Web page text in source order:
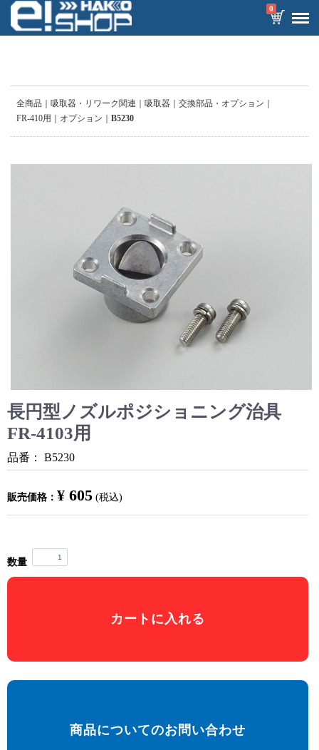
0
全商品 吸取器・リワーク関連 吸取器
交換部品・オプション
FR-410用
オプション B5230
長円型ノズルポジショニング治具
FR-4103用
品番： B5230
販売価格： ¥ 605 (税込)
数量
カートに入れる
商品についてのお問い合わせ